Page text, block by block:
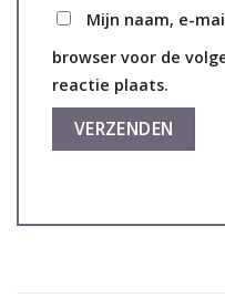
Mijn naam, e-
browser voor de
reactie plaats.